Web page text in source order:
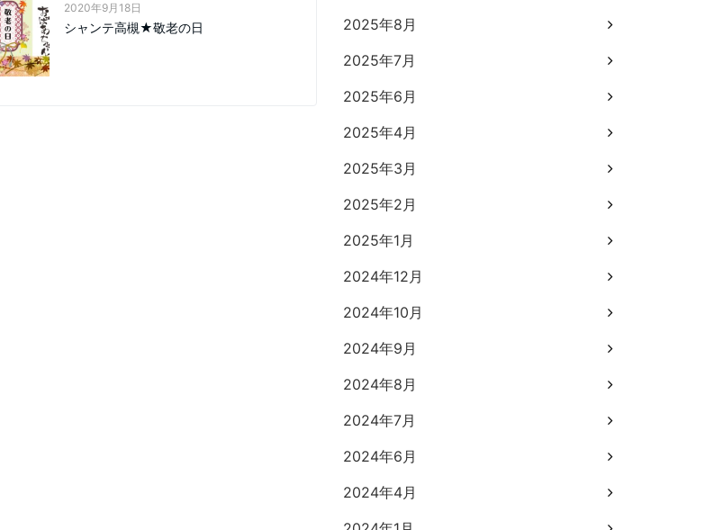
2020年9月18日
シャンテ高槻★敬老の日
2025年8月
2025年7月
2025年6月
2025年4月
2025年3月
2025年2月
2025年1月
2024年12月
2024年10月
2024年9月
2024年8月
2024年7月
2024年6月
2024年4月